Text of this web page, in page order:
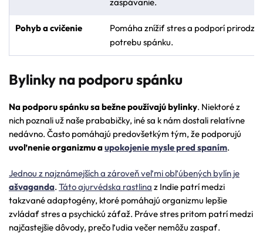
Pohyb a cvičenie
Pomáha znížiť stres a podporí
potrebu spánku.
Bylinky na podporu spánku
Na podporu spánku sa bežne používajú bylinky. Niektoré z
nich poznali už naše prababičky, iné sa k nám dostali relatívne
nedávno. Často pomáhajú predovšetkým tým, že podporujú
uvoľnenie organizmu aupokojenie mysle pred spaním.
Jednou z najznámejších a zároveň veľmi obľúbených bylín je
ašvaganda. Táto ajurvédska rastlina z Indie patrí medzi
takzvané adaptogény, ktoré pomáhajú organizmu lepšie
zvládať stres a psychickú záťaž. Práve stres pritom patrí medzi
najčastejšie dôvody, prečo ľudia večer nemôžu zaspať.